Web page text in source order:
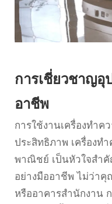
การเชี่ยวชาญ
อาชีพ
การใช้งานเครื่องทำ
ประสิทธิภาพ เครื่องท
พาณิชย์ เป็นหัวใจสำ
อย่างมืออาชีพ ไม่ว่าคุ
หรืออาคารสำนักงาน